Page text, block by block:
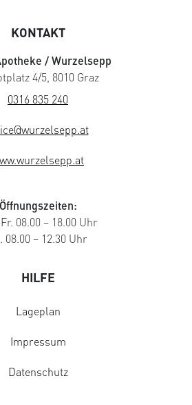
KONTAKT
/ Wurzelsepp
4/5, 8010 Graz
0316 835 240
Öffnungszeiten:
08.00 – 18.00 Uhr
08.00 – 12.30 Uhr
HILFE
Lageplan
Impressum
Datenschutz